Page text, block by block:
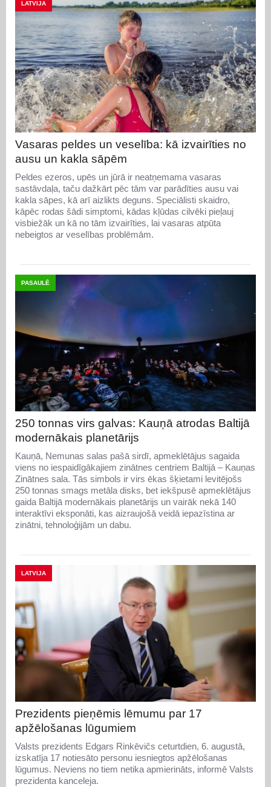
LATVIJA
Vasaras peldes un veselība: kā izvairīties no
ausu un kakla sāpēm
Peldes ezeros, upēs un jūrā ir neatņemama vasaras
sastāvdaļa, taču dažkārt pēc tām var parādīties ausu vai
kakla sāpes, kā arī aizlikts deguns. Speciālisti skaidro,
kāpēc rodas šādi simptomi, kādas kļūdas cilvēki pieļauj
visbiežāk un kā no tām izvairīties, lai vasaras atpūta
nebeigtos ar veselības problēmām.
PASAULĒ
250 tonnas virs galvas: Kauņā atrodas Baltijā
modernākais planetārijs
Kauņā, Nemunas salas pašā sirdī, apmeklētājus sagaida
viens no iespaidīgākajiem zinātnes centriem Baltijā – Kauņas
Zinātnes sala. Tās simbols ir virs ēkas šķietami levitējošs
250 tonnas smags metāla disks, bet iekšpusē apmeklētājus
gaida Baltijā modernākais planetārijs un vairāk nekā 140
interaktīvi eksponāti, kas aizraujošā veidā iepazīstina ar
zinātni, tehnoloģijām un dabu.
LATVIJA
Prezidents pieņēmis lēmumu par 17
apžēlošanas lūgumiem
Valsts prezidents Edgars Rinkēvičs ceturtdien, 6. augustā,
izskatīja 17 notiesāto personu iesniegtos apžēlošanas
lūgumus. Neviens no tiem netika apmierināts, informē Valsts
prezidenta kanceleja.